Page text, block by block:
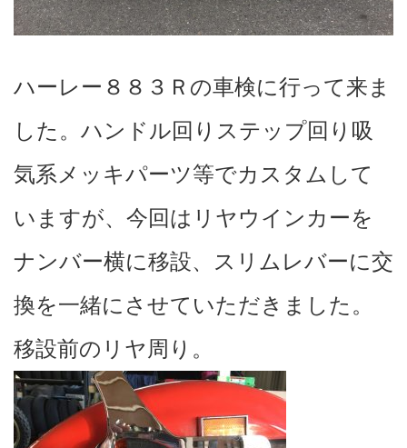
ハーレー８８３Ｒの車検に行って来ま
した。ハンドル回りステップ回り吸
気系メッキパーツ等でカスタムして
いますが、今回はリヤウインカーを
ナンバー横に移設、スリムレバーに交
換を一緒にさせていただきました。
移設前のリヤ周り。